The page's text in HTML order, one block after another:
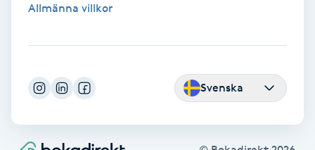
Fet hårbotten
Fibromassage
Allmänna villkor
Svenska